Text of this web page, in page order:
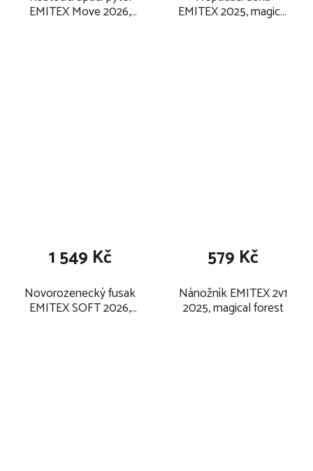
EMITEX Move 2026, EMITEX 2025, magical
Novorozenecký fusak
EMITEX SOFT 2026,
1 549 Kč
Nánožník EMITEX 2v1
2025, magical forest
579 Kč